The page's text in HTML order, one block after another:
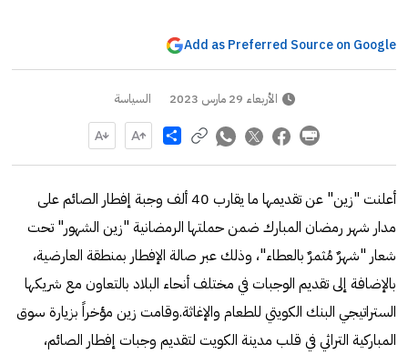
Add as Preferred Source on Google
الأربعاء 29 مارس 2023 السياسة
Share
أعلنت "زين" عن تقديمها ما يقارب 40 ألف وجبة إفطار الصائم على
مدار شهر رمضان المبارك ضمن حملتها الرمضانية "زين الشهور" تحت
شعار "شهرٌ مُثمرٌ بالعطاء"، وذلك عبر صالة الإفطار بمنطقة العارضية،
بالإضافة إلى تقديم الوجبات في مختلف أنحاء البلاد بالتعاون مع شريكها
الستراتيجي البنك الكويتي للطعام والإغاثة.وقامت زين مؤخراً بزيارة سوق
المباركية التراثي في قلب مدينة الكويت لتقديم وجبات إفطار الصائم،